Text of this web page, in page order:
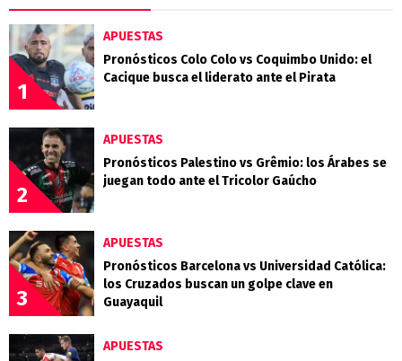
1
APUESTAS
Pronósticos Colo Colo vs Coquimbo Unido: el
Cacique busca el liderato ante el Pirata
2
APUESTAS
Pronósticos Palestino vs Grêmio: los Árabes se
juegan todo ante el Tricolor Gaúcho
3
APUESTAS
Pronósticos Barcelona vs Universidad Católica:
los Cruzados buscan un golpe clave en
Guayaquil
APUESTAS